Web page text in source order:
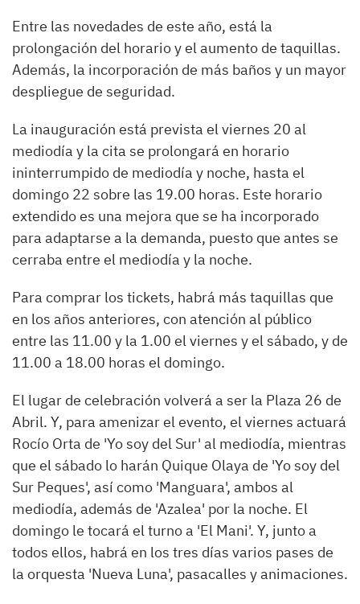
Entre las novedades de este año, está la
prolongación del horario y el aumento de taquillas.
Además, la incorporación de más baños y un mayor
despliegue de seguridad.
La inauguración está prevista el viernes 20 al
mediodía y la cita se prolongará en horario
ininterrumpido de mediodía y noche, hasta el
domingo 22 sobre las 19.00 horas. Este horario
extendido es una mejora que se ha incorporado
para adaptarse a la demanda, puesto que antes se
cerraba entre el mediodía y la noche.
Para comprar los tickets, habrá más taquillas que
en los años anteriores, con atención al público
entre las 11.00 y la 1.00 el viernes y el sábado, y de
11.00 a 18.00 horas el domingo.
El lugar de celebración volverá a ser la Plaza 26 de
Abril. Y, para amenizar el evento, el viernes actuará
Rocío Orta de 'Yo soy del Sur' al mediodía, mientras
que el sábado lo harán Quique Olaya de 'Yo soy del
Sur Peques', así como 'Manguara', ambos al
mediodía, además de 'Azalea' por la noche. El
domingo le tocará el turno a 'El Mani'. Y, junto a
todos ellos, habrá en los tres días varios pases de
la orquesta 'Nueva Luna', pasacalles y animaciones.